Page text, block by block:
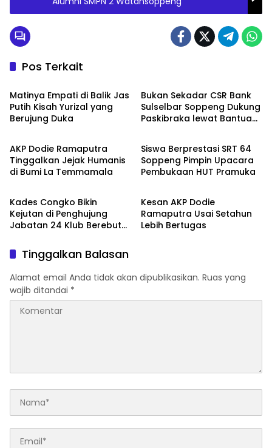
Pos Terkait
Metro
Matinya Empati di Balik Jas
Putih Kisah Yurizal yang
Berujung Duka
Bukan Sekadar CSR Bank
Sulselbar Soppeng Dukung
Paskibraka lewat Bantuan
Metro
AKP Dodie Ramaputra
Tinggalkan Jejak Humanis
di Bumi La Temmamala
Metro
Siswa Berprestasi SRT 64
Soppeng Pimpin Upacara
Pembukaan HUT Pramuka
Metro
Kades Congko Bikin
Kejutan di Penghujung
Jabatan 24 Klub Berebut
Metro
Kesan AKP Dodie
Ramaputra Usai Setahun
Lebih Bertugas
Tinggalkan Balasan
Alamat email Anda tidak akan dipublikasikan. Ruas yang
wajib ditandai *